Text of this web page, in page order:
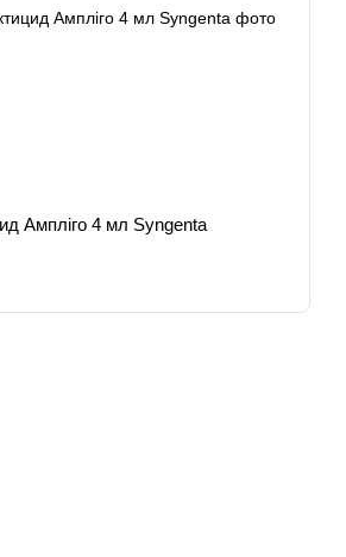
Ампліго 4 мл Syngenta